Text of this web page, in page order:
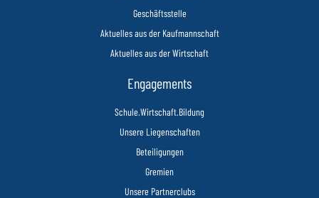
Geschäftsstelle
Aktuelles aus der Kaufmannschaft
Aktuelles aus der Wirtschaft
Engagements
Schule.Wirtschaft.Bildung
Unsere Liegenschaften
Beteiligungen
Gremien
Unsere Partnerclubs